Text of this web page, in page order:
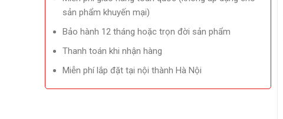
sản phẩm khuyến mại)
Bảo hành 12 tháng hoặc trọn đời sản phẩm
Thanh toán khi nhận hàng
Miễn phí lắp đặt tại nội thành Hà Nội